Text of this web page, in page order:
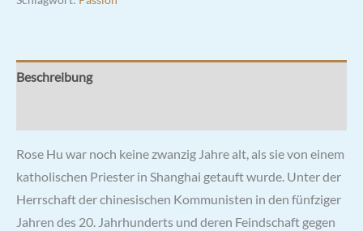
Beschreibung
Rose Hu war noch keine zwanzig Jahre alt, als sie von einem
katholischen Priester in Shanghai getauft wurde. Unter der
Herrschaft der chinesischen Kommunisten in den fünfziger
Jahren des 20. Jahrhunderts und deren Feindschaft gegen